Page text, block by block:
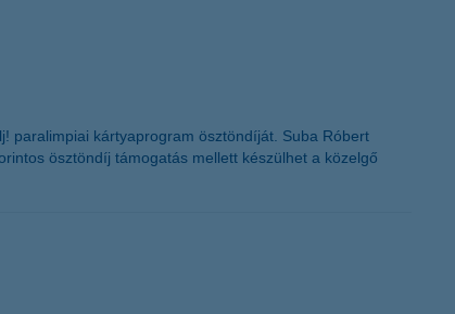
paralimpiai kártyaprogram ösztöndíját. Suba Róbert
ösztöndíj támogatás mellett készülhet a közelgő